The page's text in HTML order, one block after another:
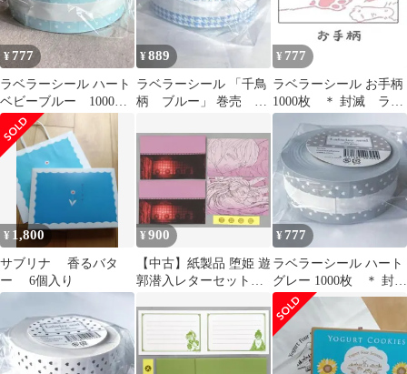
¥777
ラベラーシール ハート
ベビーブルー 1000
枚 ＊ 封滅 シール
巻売 水色
¥889
ラベラーシール 「千鳥
柄 ブルー」 巻売 未
1000枚 封滅
¥ 777
ラベラーシール お手柄
1000枚 ＊ 封滅 ラベ
ルシール 猫手 犬手
¥ 1,800
サブリナ 香るバタ
ー 6個入り
¥900
【中古】紙製品 堕姫 遊
郭潜入レターセット
無限列車編・遊郭編-」
¥ 777
ラベラーシール ハート
グレー 1000枚 ＊ 封
滅 シール 巻売 ラ
ベルシール